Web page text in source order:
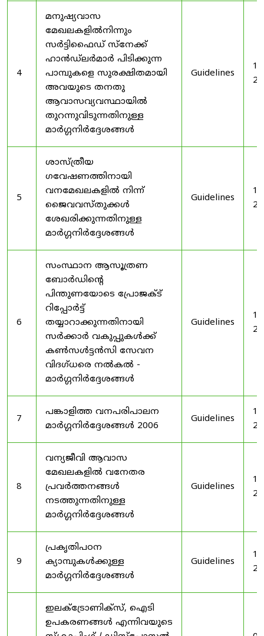
4
മനുഷ്യവാസ
മേഖലകളിൽനിന്നും
സർട്ടിഫൈഡ് സ്നേക്ക്
ഹാൻഡ്‌ലർമാർ പിടിക്കുന്ന
പാമ്പുകളെ സുരക്ഷിതമായി
അവയുടെ തനതു
ആവാസവ്യവസ്ഥായിൽ
തുറന്നുവിടുന്നതിനുള്ള
മാർഗ്ഗനിർദ്ദേശങ്ങൾ
Guidelines
5
ശാസ്ത്രീയ
ഗവേഷണത്തിനായി
വനമേഖലകളിൽ നിന്ന്
ജൈവവസ്തുക്കൾ
ശേഖരിക്കുന്നതിനുള്ള
മാർഗ്ഗനിർദ്ദേശങ്ങൾ
Guidelines
6
സംസ്ഥാന ആസൂത്രണ
ബോർഡിൻ്റെ
പിന്തുണയോടെ പ്രോജക്ട്
റിപ്പോർട്ട്
തയ്യാറാക്കുന്നതിനായി
സർക്കാർ വകുപ്പുകൾക്ക്
കൺസൾട്ടൻസി സേവന
വിദഗ്ധരെ നൽകൽ -
മാർഗ്ഗനിർദ്ദേശങ്ങൾ
Guidelines
7
പങ്കാളിത്ത വനപരിപാലന
മാർഗ്ഗനിർദ്ദേശങ്ങൾ 2006
Guidelines
8
വന്യജീവി ആവാസ
മേഖലകളിൽ വനേതര
പ്രവർത്തനങ്ങൾ
നടത്തുന്നതിനുള്ള
മാർഗ്ഗനിർദ്ദേശങ്ങൾ
Guidelines
9
പ്രകൃതിപഠന
ക്യാമ്പുകൾക്കുള്ള
മാർഗ്ഗനിർദ്ദേശങ്ങൾ
Guidelines
ഇലക്‌ട്രോണിക്‌സ്, ഐടി
ഉപകരണങ്ങൾ എന്നിവയുടെ